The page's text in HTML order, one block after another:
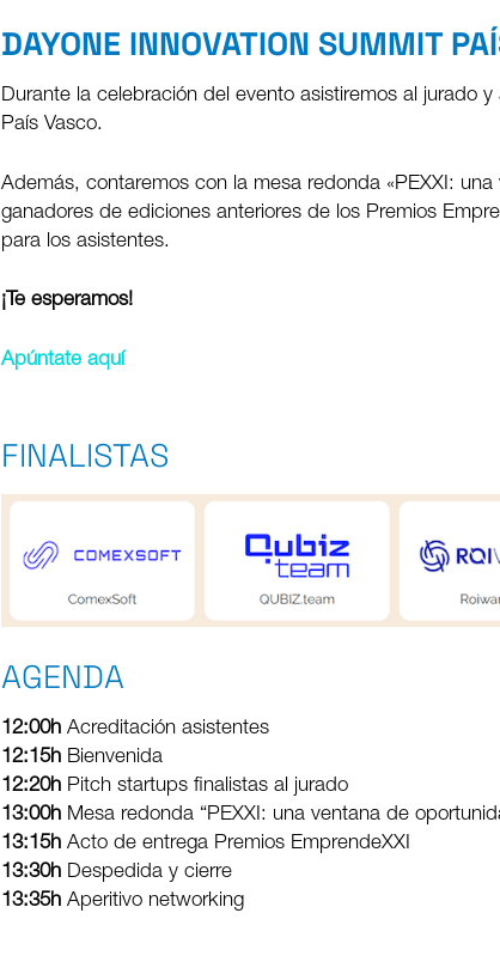
DAYONE INNOVATION SUMMIT
Durante la celebración del evento asistiremos al jurado
País Vasco.
Además, contaremos con la mesa redonda «PEXXI:
ganadores de ediciones anteriores de los Premios
para los asistentes.
¡Te esperamos!
Apúntate aquí
FINALISTAS
AGENDA
12:00h Acreditación asistentes
12:15h Bienvenida
12:20h Pitch startups finalistas al jurado
13:00h Mesa redonda “PEXXI: una ventana de
13:15h Acto de entrega Premios EmprendeXXI
13:30h Despedida y cierre
13:35h Aperitivo networking